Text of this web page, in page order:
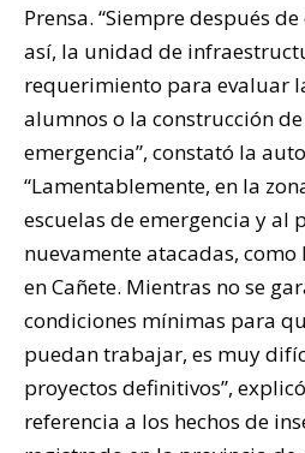
Prensa. “Siempre después
así, la unidad de
requerimiento para evaluar
alumnos o la construcción
emergencia”, constató la
“Lamentablemente, en la
escuelas de emergencia y al
nuevamente atacadas,
en Cañete. Mientras no se
condiciones mínimas para
puedan trabajar, es muy
proyectos definitivos”,
referencia a los hechos de